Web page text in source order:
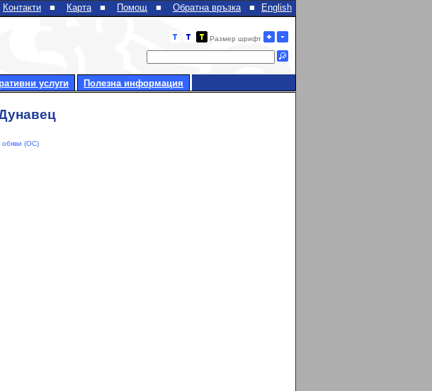
English
Контакти ■ Карта ■ Помощ ■ Обратна връзка ■
Размер шрифт
услуги Полезна информация
обяви (ОС)